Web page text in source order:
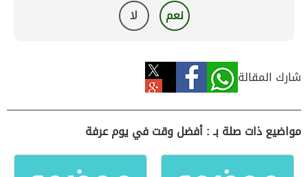
نعم لا
شارك المقالة
مواضيع ذات صلة بـ : أفضل وقت في يوم عرفة